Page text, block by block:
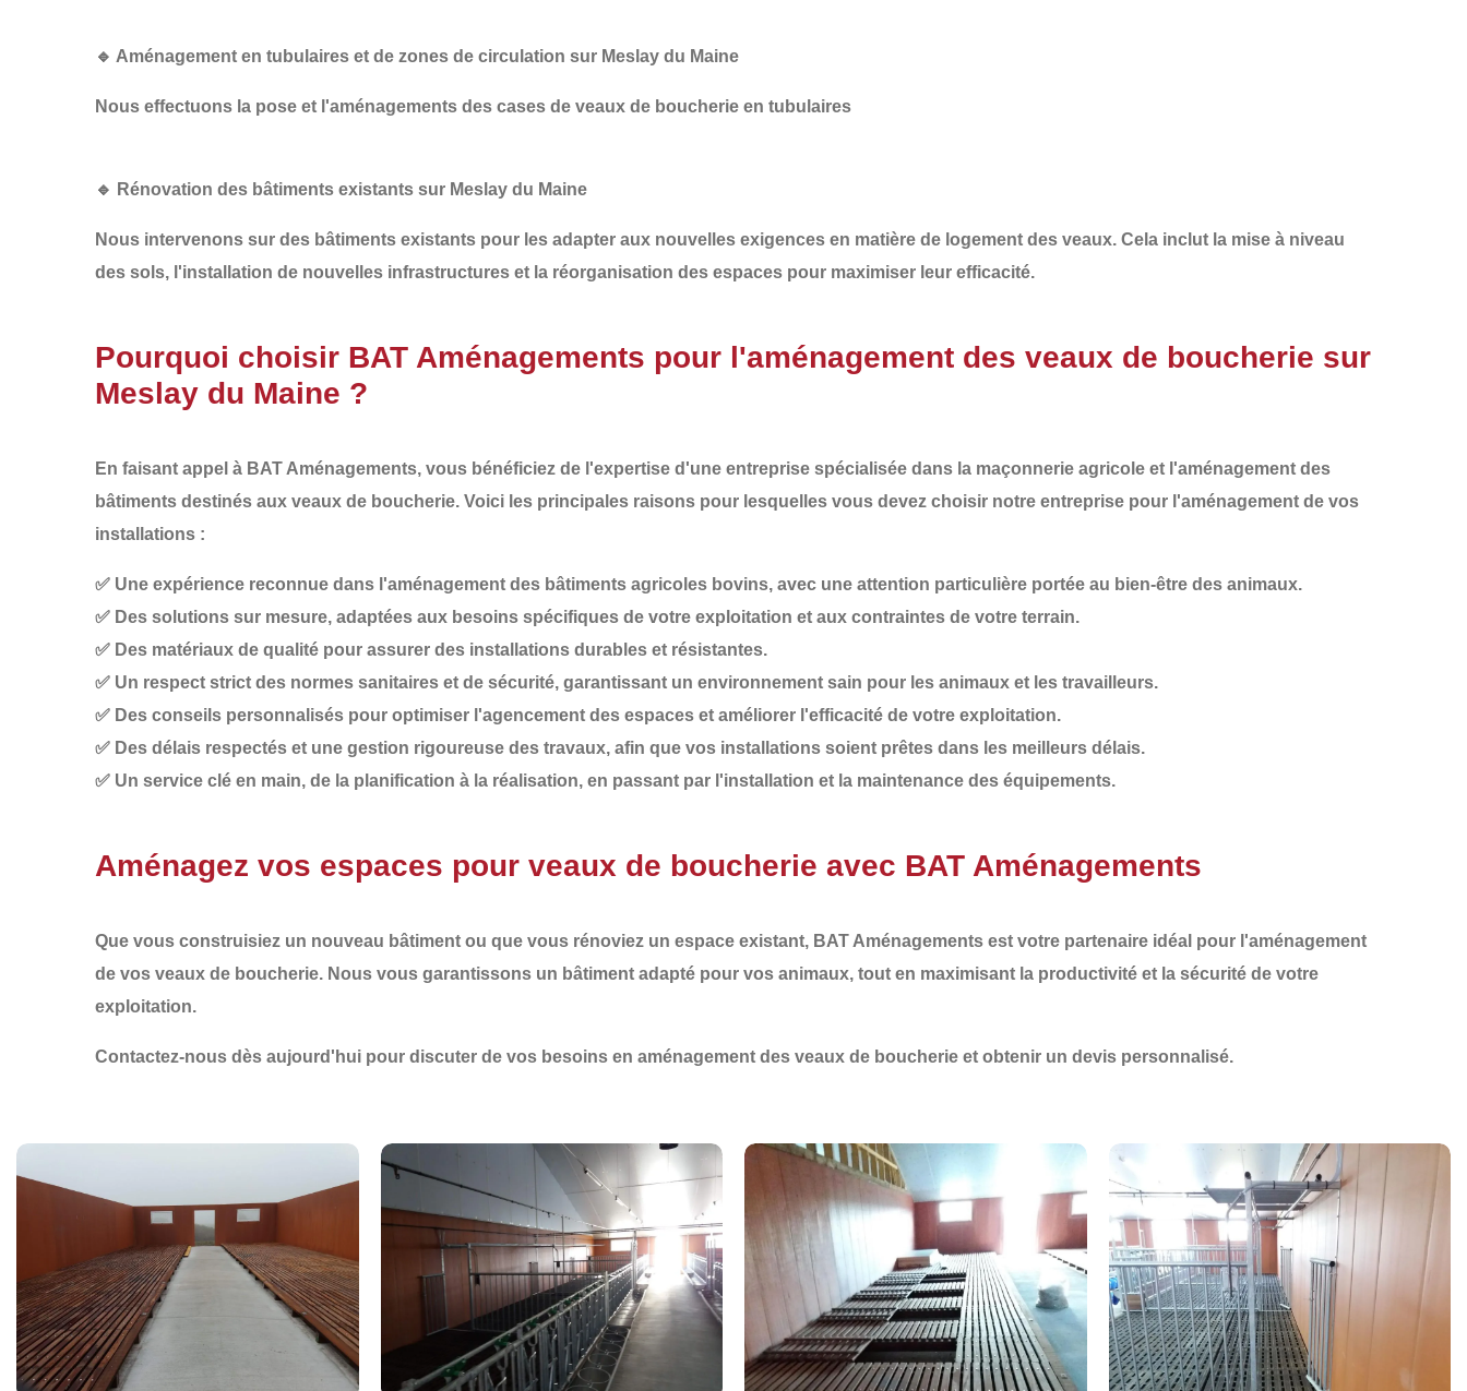
🔹 Aménagement en tubulaires et de zones de circulation sur Meslay du Maine
Nous effectuons la pose et l'aménagements des cases de veaux de boucherie en tubulaires
🔹 Rénovation des bâtiments existants sur Meslay du Maine
Nous intervenons sur des bâtiments existants pour les adapter aux nouvelles exigences en matière de logement des veaux. Cela inclut la mise à niveau
des sols, l'installation de nouvelles infrastructures et la réorganisation des espaces pour maximiser leur efficacité.
Pourquoi choisir BAT Aménagements pour l'aménagement des veaux de boucherie sur
Meslay du Maine ?
En faisant appel à BAT Aménagements, vous bénéficiez de l'expertise d'une entreprise spécialisée dans la maçonnerie agricole et l'aménagement des
bâtiments destinés aux veaux de boucherie. Voici les principales raisons pour lesquelles vous devez choisir notre entreprise pour l'aménagement de vos
installations :
✅ Une expérience reconnue dans l'aménagement des bâtiments agricoles bovins, avec une attention particulière portée au bien-être des animaux.
✅ Des solutions sur mesure, adaptées aux besoins spécifiques de votre exploitation et aux contraintes de votre terrain.
✅ Des matériaux de qualité pour assurer des installations durables et résistantes.
✅ Un respect strict des normes sanitaires et de sécurité, garantissant un environnement sain pour les animaux et les travailleurs.
✅ Des conseils personnalisés pour optimiser l'agencement des espaces et améliorer l'efficacité de votre exploitation.
✅ Des délais respectés et une gestion rigoureuse des travaux, afin que vos installations soient prêtes dans les meilleurs délais.
✅ Un service clé en main, de la planification à la réalisation, en passant par l'installation et la maintenance des équipements.
Aménagez vos espaces pour veaux de boucherie avec BAT Aménagements
Que vous construisiez un nouveau bâtiment ou que vous rénoviez un espace existant, BAT Aménagements est votre partenaire idéal pour l'aménagement
de vos veaux de boucherie. Nous vous garantissons un bâtiment adapté pour vos animaux, tout en maximisant la productivité et la sécurité de votre
exploitation.
Contactez-nous dès aujourd'hui pour discuter de vos besoins en aménagement des veaux de boucherie et obtenir un devis personnalisé.